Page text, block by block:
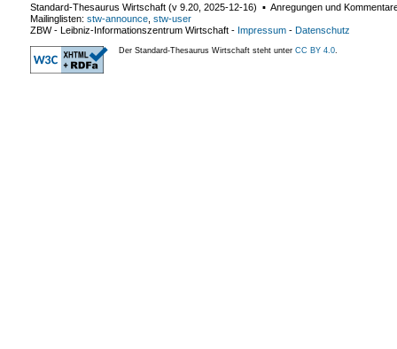
Standard-Thesaurus Wirtschaft (v 9.20 2025-12-16) ▪ Anregungen und
Mailinglisten: stw-announce stw-user
ZBW - Leibniz-Informationszentrum Wirtschaft - Impressum - Datenschutz
Der Standard-Thesaurus Wirtschaft steht unter CC BY 4.0